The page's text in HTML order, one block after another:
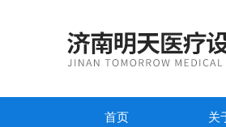
首页 关